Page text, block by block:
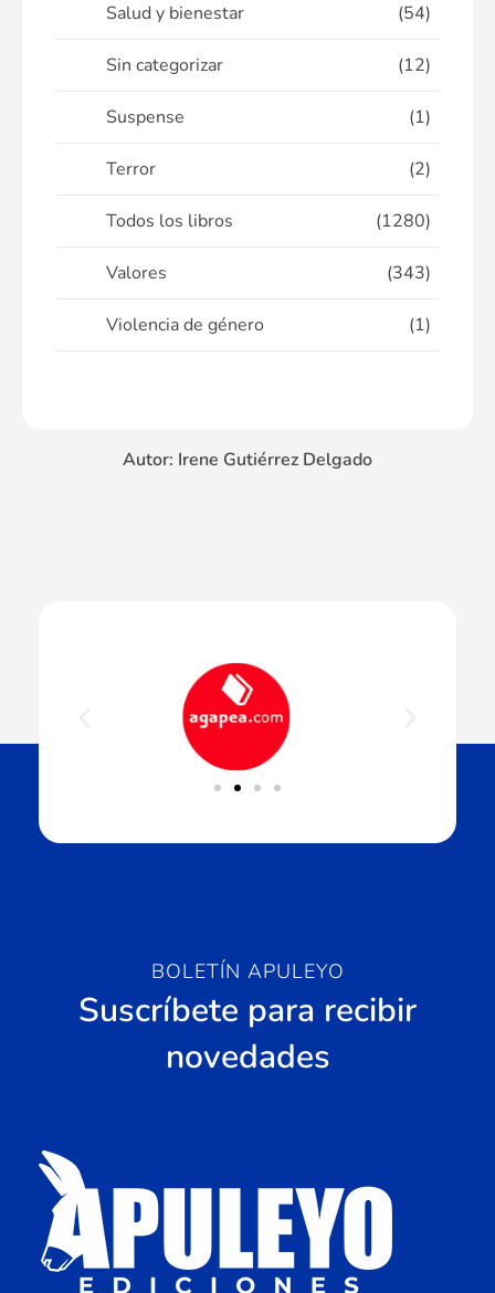
Salud y bienestar (54)
Sin categorizar (12)
Suspense (1)
Terror (2)
Todos los libros (1280)
Valores (343)
Violencia de género (1)
Autor: Irene Gutiérrez Delgado
BOLETÍN APULEYO
Suscríbete para recibir
novedades